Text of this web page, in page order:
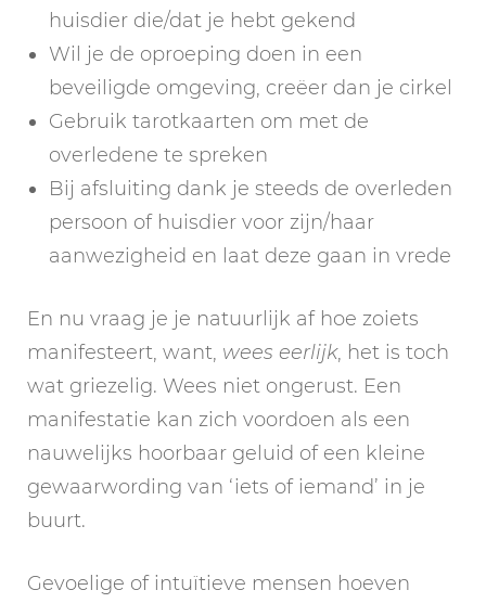
huisdier die/dat je hebt gekend
Wil je de oproeping doen in een
beveiligde omgeving, creëer dan je cirkel
Gebruik tarotkaarten om met de
overledene te spreken
Bij afsluiting dank je steeds de overleden
persoon of huisdier voor zijn/haar
aanwezigheid en laat deze gaan in vrede
En nu vraag je je natuurlijk af hoe zoiets
manifesteert, want, wees eerlijk, het is toch
wat griezelig. Wees niet ongerust. Een
manifestatie kan zich voordoen als een
nauwelijks hoorbaar geluid of een kleine
gewaarwording van ‘iets of iemand’ in je
buurt.
Gevoelige of intuïtieve mensen hoeven